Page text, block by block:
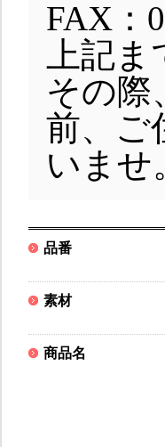
FAX：
上記
その際
前、ご
いませ
品番
素材
商品名